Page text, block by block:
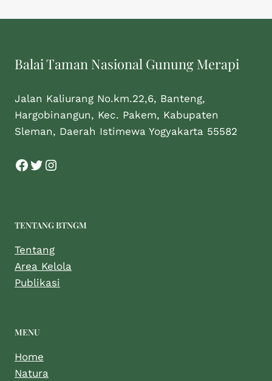
Balai Taman Nasional Gunung Merapi
Jalan Kaliurang No.km.22,6, Banteng,
Hargobinangun, Kec. Pakem, Kabupaten
Sleman, Daerah Istimewa Yogyakarta 55582
TENTANG BTNGM
Tentang
Area Kelola
Publikasi
MENU
Home
Natura